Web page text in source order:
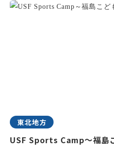
東北地方
USF Sports Camp～福島